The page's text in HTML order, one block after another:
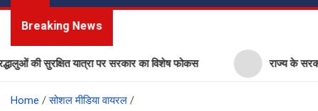
Breaking News
सुरक्षित यात्रा पर सरकार का विशेष फोकस राज्य के सरकारी
Home
सोशल मीडिया वायरल